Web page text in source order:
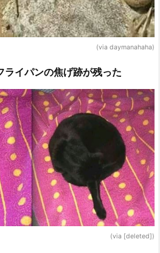
(via daymanahaha)
イパンの焦げ跡が残った
(via [deleted])